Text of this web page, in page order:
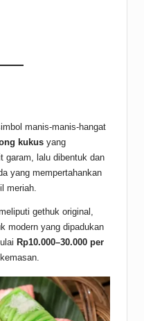
manis-manis-hangat
kukus yang
garam, lalu dibentuk dan
yang mempertahankan
meriah.
gethuk original,
modern yang dipadukan
Rp10.000–30.000 per